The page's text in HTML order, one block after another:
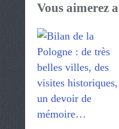
Vous aimerez